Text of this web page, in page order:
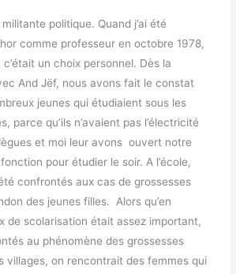
politique. Quand j’ai été
comme professeur en octobre 1978,
un choix personnel. Dès la
And Jëf, nous avons fait le constat
jeunes qui étudiaient sous les
parce qu’ils n’avaient pas l’électricité
et moi leur avons ouvert notre
pour étudier le soir. A l’école,
confrontés aux cas de grossesses
des jeunes filles. Alors qu’en
de scolarisation était assez important,
au phénomène des grossesses
villages, on rencontrait des femmes qui